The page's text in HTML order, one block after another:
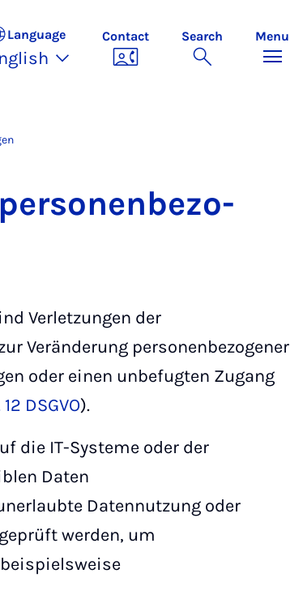
Language Contact Search Menu
Verletzungen der
Veränderung personenbezogener
oder einen unbefugten Zugang
DSGVO).
die IT-Systeme oder der
Daten
Datennutzung oder
werden, um